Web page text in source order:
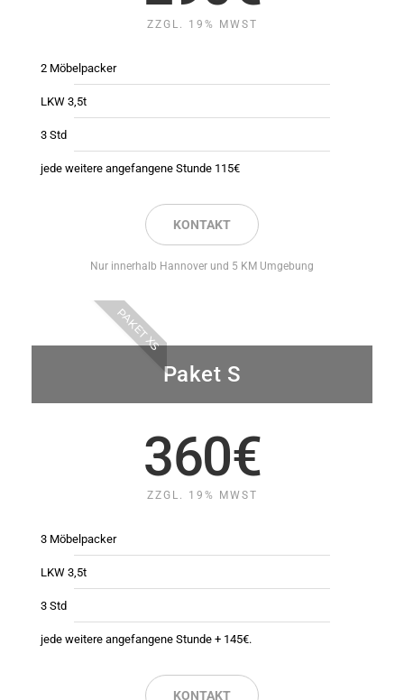
ZZGL. 19% MWST
2 Möbelpacker
LKW 3,5t
3 Std
jede weitere angefangene Stunde 115€
KONTAKT
Nur innerhalb Hannover und 5 KM Umgebung
PAKET XS
Paket S
360€
ZZGL. 19% MWST
3 Möbelpacker
LKW 3,5t
3 Std
jede weitere angefangene Stunde + 145€.
KONTAKT